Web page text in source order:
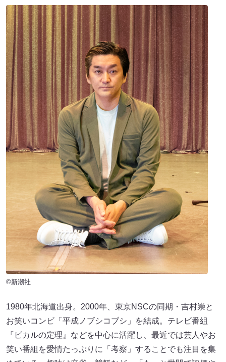
©新潮社
1980年北海道出身。2000年、東京NSCの同期・吉村崇と
お笑いコンビ「平成ノブシコブシ」を結成。テレビ番組
『ピカルの定理』などを中心に活躍し、最近では芸人やお
笑い番組を愛情たっぷりに「考察」することでも注目を集